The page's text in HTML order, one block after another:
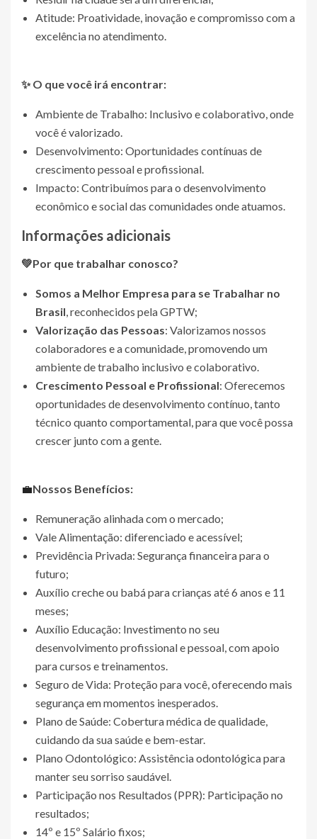
Atitude: Proatividade, inovação e compromisso com a
excelência no atendimento.
✨ O que você irá encontrar:
Ambiente de Trabalho: Inclusivo e colaborativo, onde
você é valorizado.
Desenvolvimento: Oportunidades contínuas de
crescimento pessoal e profissional.
Impacto: Contribuímos para o desenvolvimento
econômico e social das comunidades onde atuamos.
Informações adicionais
💚Por que trabalhar conosco?
Somos a Melhor Empresa para se Trabalhar no
Brasil, reconhecidos pela GPTW;
Valorização das Pessoas: Valorizamos nossos
colaboradores e a comunidade, promovendo um
ambiente de trabalho inclusivo e colaborativo.
Crescimento Pessoal e Profissional: Oferecemos
oportunidades de desenvolvimento contínuo, tanto
técnico quanto comportamental, para que você possa
crescer junto com a gente.
💼Nossos Benefícios:
Remuneração alinhada com o mercado;
Vale Alimentação: diferenciado e acessível;
Previdência Privada: Segurança financeira para o
futuro;
Auxílio creche ou babá para crianças até 6 anos e 11
meses;
Auxílio Educação: Investimento no seu
desenvolvimento profissional e pessoal, com apoio
para cursos e treinamentos.
Seguro de Vida: Proteção para você, oferecendo mais
segurança em momentos inesperados.
Plano de Saúde: Cobertura médica de qualidade,
cuidando da sua saúde e bem-estar.
Plano Odontológico: Assistência odontológica para
manter seu sorriso saudável.
Participação nos Resultados (PPR): Participação no
resultados;
14º e 15º Salário fixos;